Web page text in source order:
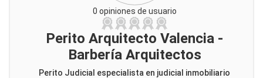
0 opiniones de usuario
Perito Arquitecto Valencia -
Barbería Arquitectos
Perito Judicial especialista en judicial inmobiliario